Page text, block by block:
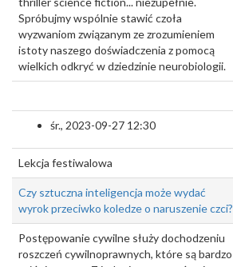
Spróbujmy wspólnie stawić czoła
wyzwaniom związanym ze zrozumieniem
istoty naszego doświadczenia z pomocą
wielkich odkryć w dziedzinie neurobiologii.
śr., 2023-09-27 12:30
Lekcja festiwalowa
Czy sztuczna inteligencja może wydać
wyrok przeciwko koledze o naruszenie czci?
Postępowanie cywilne służy dochodzeniu
roszczeń cywilnoprawnych, które są bardzo